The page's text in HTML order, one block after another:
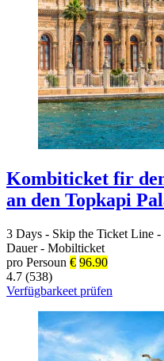
Kombiticket fir
an den Topkapi
3 Days - Skip the Ticket Line -
Dauer - Mobilticket
pro Persoun € 96.90
4.7 (538)
Verfügbarkeet prüfen